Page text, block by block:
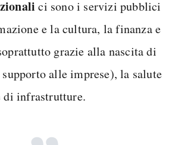
ci sono i servizi pubblici
e la cultura, la finanza e
grazie alla nascita di
alle imprese), la salute
di infrastrutture.